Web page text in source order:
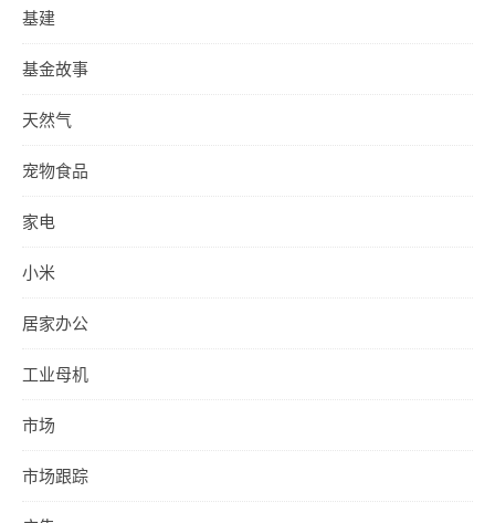
基建
基金故事
天然气
宠物食品
家电
小米
居家办公
工业母机
市场
市场跟踪